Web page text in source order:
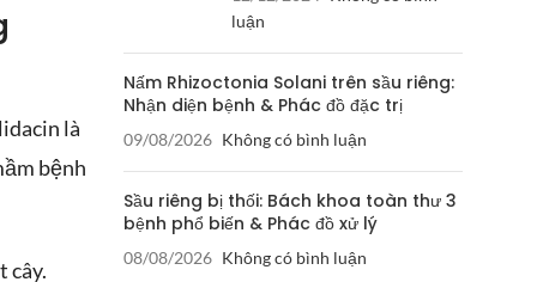
là
bệnh
cây.
luận
Nấm Rhizoctonia Solani trên sầu riêng:
Nhận diện bệnh & Phác đồ đặc trị
09/08/2026 Không có bình luận
Sầu riêng bị thối: Bách khoa toàn thư 3
bệnh phổ biến & Phác đồ xử lý
08/08/2026 Không có bình luận